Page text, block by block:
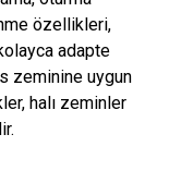
özellikleri,
adapte
zeminine uygun
halı zeminler